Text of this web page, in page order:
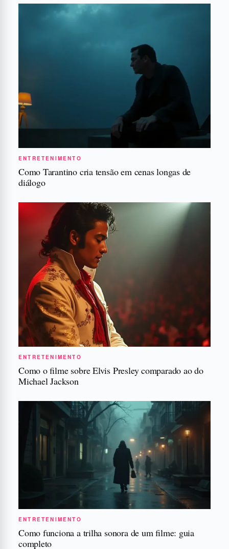
ENTRETENIMENTO
Como Tarantino cria tensão em cenas longas de
diálogo
ENTRETENIMENTO
Como o filme sobre Elvis Presley comparado ao do
Michael Jackson
ENTRETENIMENTO
Como funciona a trilha sonora de um filme: guia
completo